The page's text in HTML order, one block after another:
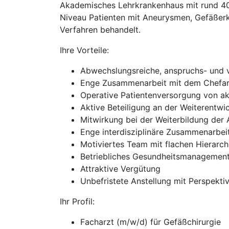
Akademisches Lehrkrankenhaus mit rund
Niveau Patienten mit Aneurysmen,
Verfahren behandelt.
Ihre Vorteile:
Abwechslungsreiche, anspruchs-
Enge Zusammenarbeit mit dem
Operative Patientenversorgung von
Aktive Beteiligung an der
Mitwirkung bei der Weiterbildung der
Enge interdisziplinäre
Motiviertes Team mit flachen
Betriebliches
Attraktive Vergütung
Unbefristete Anstellung mit
Ihr Profil:
Facharzt (m/w/d) für Gefäßchirurgie